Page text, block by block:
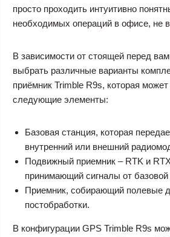
просто проходить интуитивно
необходимых операций в офисе, не
В зависимости от стоящей перед
выбрать различные варианты
приёмник Trimble R9s, которая
следующие элементы:
Базовая станция, которая
внутренний или внешний
Подвижный приемник – RTK и
принимающий сигналы от базовой
Приемник, собирающий полевые
постобработки.
В конфигурации GPS Trimble R9s